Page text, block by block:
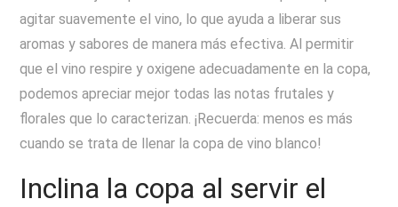
agitar suavemente el vino, lo que ayuda a liberar sus
aromas y sabores de manera más efectiva. Al permitir
que el vino respire y oxigene adecuadamente en la copa,
podemos apreciar mejor todas las notas frutales y
florales que lo caracterizan. ¡Recuerda: menos es más
cuando se trata de llenar la copa de vino blanco!
Inclina la copa al servir el